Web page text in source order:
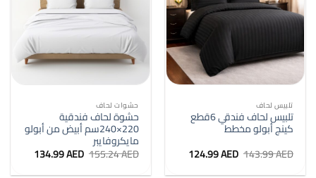
تلبيس لحاف
تلبيس لحاف فندقي 6قطع
كينج أبولو مخطط
143.99AED السعر
الأصلي
هو:
124.99AED
هو:
حشوات لحاف
حشوة لحاف فندقية
220×240سم أبيض من أبولو
مايكروفايبر
155.24AED السعر
الأصلي
هو:
134.99AED
هو: